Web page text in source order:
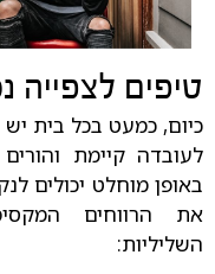
טיפים לצפייה
כיום, כמעט בכל בית יש
לעובדה קיימת
באופן מוחלט יכולים
את הרווחים
השליליות: